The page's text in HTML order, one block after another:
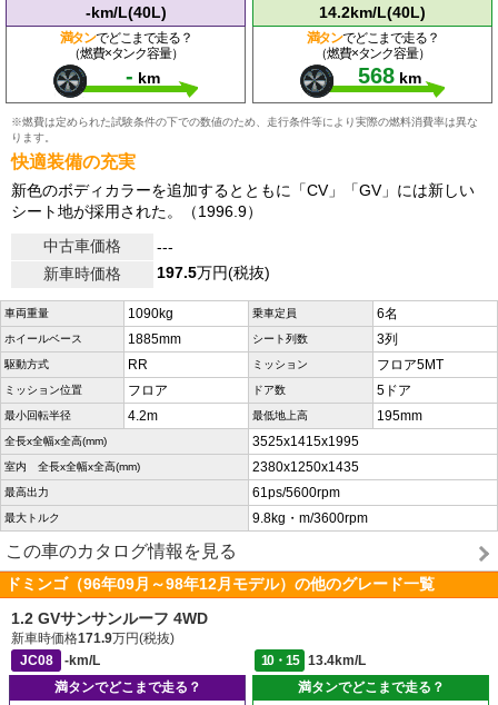
-km/L(40L)
満タンでどこまで走る？
（燃費×タンク容量）
- km
14.2km/L(40L)
満タンでどこまで走る？
（燃費×タンク容量）
568 km
※燃費は定められた試験条件の下での数値のため、走行条件等により実際の燃料消費率は異な
ります。
快適装備の充実
新色のボディカラーを追加するとともに「CV」「GV」には新しい
シート地が採用された。（1996.9）
中古車価格
---
新車時価格
197.5万円(税抜)
車両重量 1090kg 乗車定員 6名
ホイールベース 1885mm シート列数 3列
駆動方式 RR ミッション フロア5MT
ミッション位置 フロア ドア数 5ドア
最小回転半径 4.2m 最低地上高 195mm
全長x全幅x全高(mm) 3525x1415x1995
室内 全長x全幅x全高(mm) 2380x1250x1435
最高出力 61ps/5600rpm
最大トルク 9.8kg・m/3600rpm
この車のカタログ情報を見る
ドミンゴ（96年09月～98年12月モデル）の他のグレード一覧
1.2 GVサンサンルーフ 4WD
新車時価格171.9万円(税抜)
JC08
-km/L 10・15
13.4km/L
満タンでどこまで走る？
満タンでどこまで走る？